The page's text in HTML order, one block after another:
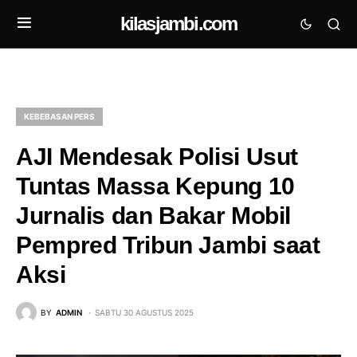
kilasjambi.com
KEBEBASAN PERS
AJI Mendesak Polisi Usut
Tuntas Massa Kepung 10
Jurnalis dan Bakar Mobil
Pempred Tribun Jambi saat
Aksi
BY ADMIN SABTU 30 AGUSTUS 2025